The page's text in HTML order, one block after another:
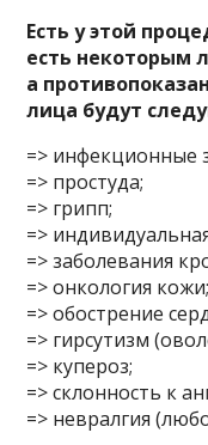
Есть у этой
есть некоторым
а
лица будут
=> инфекционные
=> простуда;
=> грипп;
=>
=> заболевания
=> онкология кожи;
=> обострение
=> гирсутизм
=> купероз;
=> склонность к
=> невралгия